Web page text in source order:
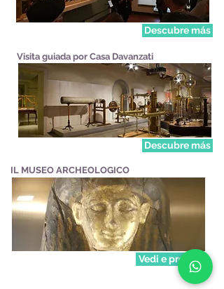
Descubre más
Visita guiada por Casa Davanzati
Descubre más
IL MUSEO ARCHEOLOGICO
Vedi e prenota